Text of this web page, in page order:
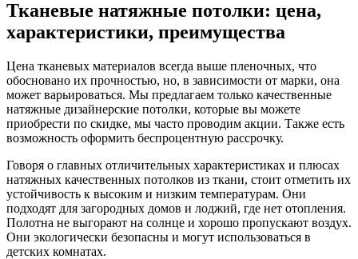
Тканевые натяжные потолки: цена,
характеристики, преимущества
Цена тканевых материалов всегда выше пленочных, что
обосновано их прочностью, но, в зависимости от марки, она
может варьироваться. Мы предлагаем только качественные
натяжные дизайнерские потолки, которые вы можете
приобрести по скидке, мы часто проводим акции. Также есть
возможность оформить беспроцентную рассрочку.
Говоря о главных отличительных характеристиках и плюсах
натяжных качественных потолков из ткани, стоит отметить их
устойчивость к высоким и низким температурам. Они
подходят для загородных домов и лоджий, где нет отопления.
Полотна не выгорают на солнце и хорошо пропускают воздух.
Они экологически безопасны и могут использоваться в
детских комнатах.